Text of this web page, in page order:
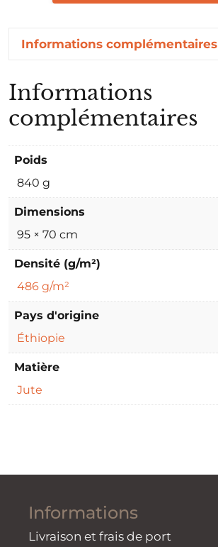
Informations complémentaires
Informations
complémentaires
Poids
840 g
Dimensions
95 × 70 cm
Densité (g/m²)
486 g/m²
Pays d'origine
Éthiopie
Matière
Jute
Informations
Livraison et frais de port